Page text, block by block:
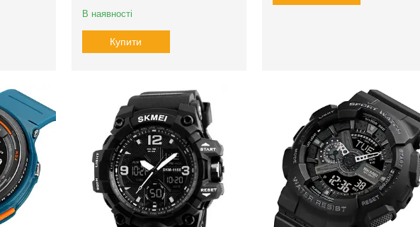
В наявності
Купити